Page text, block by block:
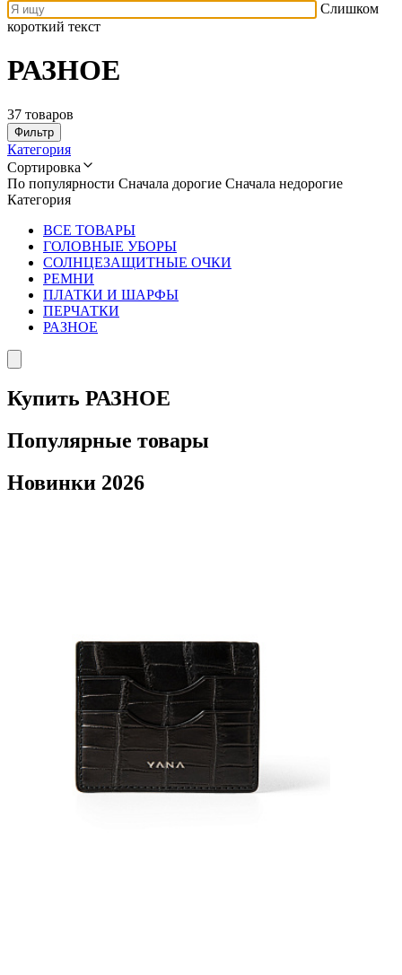
Слишком
короткий текст
РАЗНОЕ
37 товаров
Фильтр
Категория
Сортировка
По популярности Сначала дорогие Сначала недорогие
Категория
ВСЕ ТОВАРЫ
ГОЛОВНЫЕ УБОРЫ
СОЛНЦЕЗАЩИТНЫЕ ОЧКИ
РЕМНИ
ПЛАТКИ И ШАРФЫ
ПЕРЧАТКИ
РАЗНОЕ
Купить РАЗНОЕ
Популярные товары
Новинки 2026